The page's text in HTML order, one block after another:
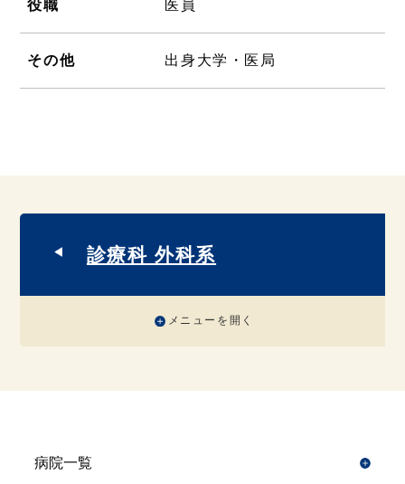
役職 医員
その他 出身大学・医局
診療科 外科系
メニューを開く
病院一覧